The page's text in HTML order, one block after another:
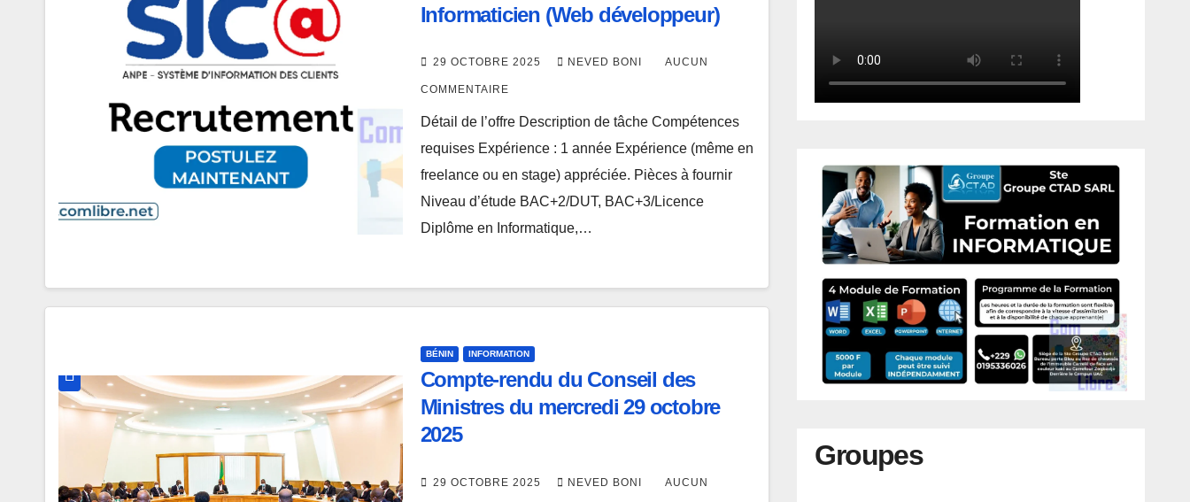
Informaticien (Web développeur)
29 OCTOBRE 2025 NEVED BONI AUCUN
COMMENTAIRE
Détail de l’offre Description de tâche Compétences
requises Expérience : 1 année Expérience (même en
freelance ou en stage) appréciée. Pièces à fournir
Niveau d’étude BAC+2/DUT, BAC+3/Licence
Diplôme en Informatique,…
BÉNIN INFORMATION
Compte-rendu du Conseil des
Ministres du mercredi 29 octobre
2025
29 OCTOBRE 2025 NEVED BONI AUCUN
Groupes